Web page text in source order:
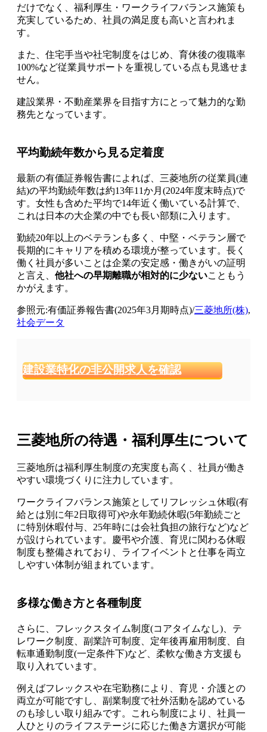
だけでなく、福利厚生・ワークライフバランス施策も
充実しているため、社員の満足度も高いと言われま
す。
また、住宅手当や社宅制度をはじめ、育休後の復職率
100%など従業員サポートを重視している点も見逃せま
せん。
建設業界・不動産業界を目指す方にとって魅力的な勤
務先となっています。
平均勤続年数から見る定着度
最新の有価証券報告書によれば、三菱地所の従業員(連
結)の平均勤続年数は約13年11か月(2024年度末時点)で
す。女性も含めた平均で14年近く働いている計算で、
これは日本の大企業の中でも長い部類に入ります。
勤続20年以上のベテランも多く、中堅・ベテラン層で
長期的にキャリアを積める環境が整っています。長く
働く社員が多いことは企業の安定感・働きがいの証明
と言え、 他社への早期離職が相対的に少ないこともう
かがえます。
参照元:有価証券報告書(2025年3月期時点)/三菱地所(株),
社会データ
建設業特化の非公開求人を確認
三菱地所の待遇・福利厚生について
三菱地所は福利厚生制度の充実度も高く、社員が働き
やすい環境づくりに注力しています。
ワークライフバランス施策としてリフレッシュ休暇(有
給とは別に年2日取得可)や永年勤続休暇(5年勤続ごと
に特別休暇付与、25年時には会社負担の旅行など)など
が設けられています。慶弔や介護、育児に関わる休暇
制度も整備されており、ライフイベントと仕事を両立
しやすい体制が組まれています。
多様な働き方と各種制度
さらに、フレックスタイム制度(コアタイムなし)、テ
レワーク制度、副業許可制度、定年後再雇用制度、自
転車通勤制度(一定条件下)など、柔軟な働き方支援も
取り入れています。
例えばフレックスや在宅勤務により、育児・介護との
両立が可能ですし、副業制度で社外活動を認めている
のも珍しい取り組みです。これら制度により、社員一
人ひとりのライフステージに応じた働き方選択が可能